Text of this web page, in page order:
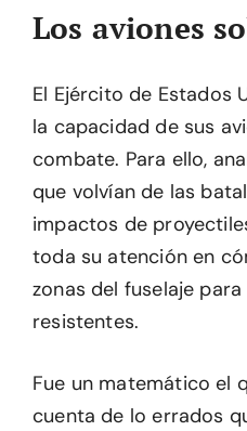
Los aviones
El Ejército de Estados
la capacidad de sus
combate. Para ello,
que volvían de las
impactos de
toda su atención en
zonas del fuselaje
resistentes.
Fue un matemático el
cuenta de lo errados